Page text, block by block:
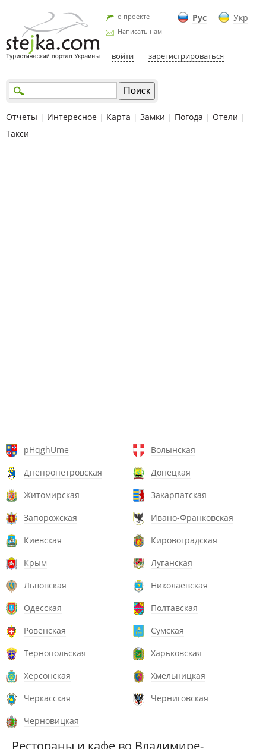
Рус Укр
о проекте
Написать нам
войти зарегистрироваться
Отчеты | Интересное | Карта | Замки | Погода | Отели |
Такси
pHqghUme
Волынская
Днепропетровская
Донецкая
Житомирская
Закарпатская
Запорожская
Ивано-Франковская
Киевская
Кировоградская
Крым
Луганская
Львовская
Николаевская
Одесская
Полтавская
Ровенская
Сумская
Тернопольская
Харьковская
Херсонская
Хмельницкая
Черкасская
Черниговская
Черновицкая
Рестораны и кафе во Владимире-